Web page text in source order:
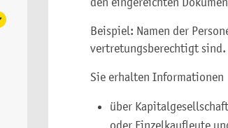
Beispiel: Namen der
vertretungsberechtigt sind.
Sie erhalten Informationen
über
oder Einzelkaufleute